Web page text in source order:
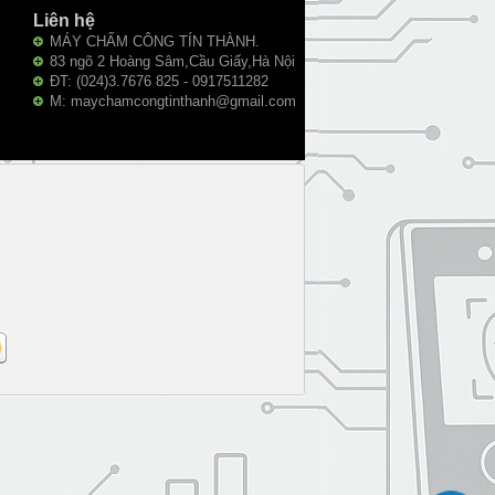
Liên hệ
MÁY CHẤM CÔNG TÍN THÀNH.
83 ngõ 2 Hoàng Sâm,Cầu Giấy,Hà Nội
ĐT: (024)3.7676 825 - 0917511282
M: maychamcongtinthanh@gmail.com